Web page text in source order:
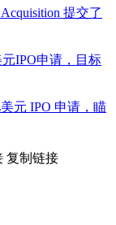
提交了
元IPO申请，目标
元 IPO 申请，瞄
复制链接